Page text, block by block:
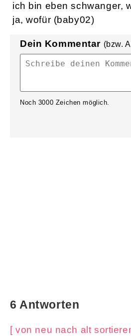
ich bin eben schwanger,
ja, wofür (baby02)
Dein Kommentar (bzw.
Noch 3000 Zeichen möglich.
6 Antworten
[ von neu nach alt